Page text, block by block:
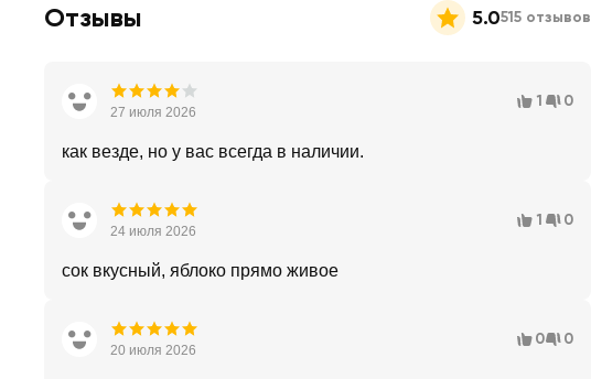
Отзывы 5.0515 отзывов
27 июля 2026
1 0
как везде, но у вас всегда в наличии.
24 июля 2026
1 0
сок вкусный, яблоко прямо живое
20 июля 2026
0 0